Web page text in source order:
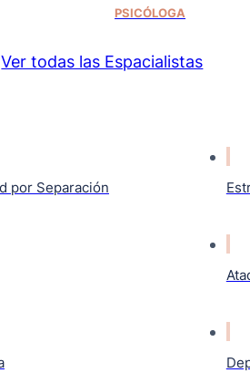
PSICÓLOGA
Ver todas las Espacialistas
por Separación